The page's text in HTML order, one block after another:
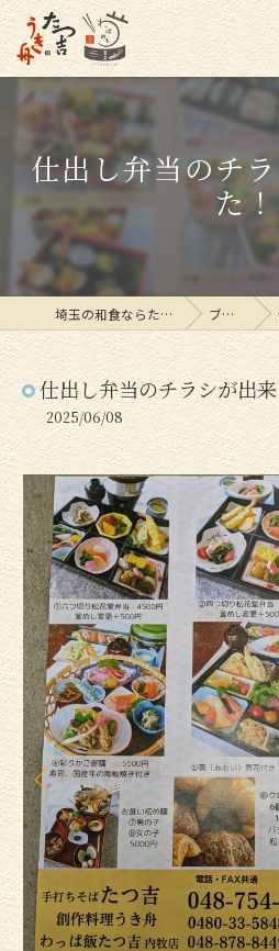
仕出し弁当のチ
た！
埼玉の和食ならたつ吉 ブログ
仕出し弁当のチラシが出
2025/06/08